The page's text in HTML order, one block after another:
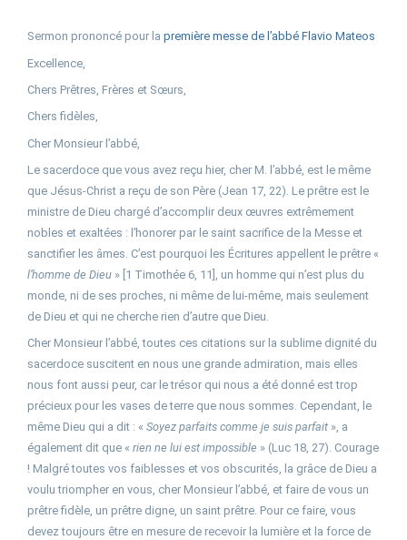
Sermon prononcé pour la première messe de l’abbé Flavio Mateos
Excellence,
Chers Prêtres, Frères et Sœurs,
Chers fidèles,
Cher Monsieur l’abbé,
Le sacerdoce que vous avez reçu hier, cher M. l’abbé, est le même
que Jésus-Christ a reçu de son Père (Jean 17, 22). Le prêtre est le
ministre de Dieu chargé d’accomplir deux œuvres extrêmement
nobles et exaltées : l’honorer par le saint sacrifice de la Messe et
sanctifier les âmes. C’est pourquoi les Écritures appellent le prêtre «
l’homme de Dieu » [1 Timothée 6, 11], un homme qui n’est plus du
monde, ni de ses proches, ni même de lui-même, mais seulement
de Dieu et qui ne cherche rien d’autre que Dieu.
Cher Monsieur l’abbé, toutes ces citations sur la sublime dignité du
sacerdoce suscitent en nous une grande admiration, mais elles
nous font aussi peur, car le trésor qui nous a été donné est trop
précieux pour les vases de terre que nous sommes. Cependant, le
même Dieu qui a dit : « Soyez parfaits comme je suis parfait », a
également dit que « rien ne lui est impossible » (Luc 18, 27). Courage
! Malgré toutes vos faiblesses et vos obscurités, la grâce de Dieu a
voulu triompher en vous, cher Monsieur l’abbé, et faire de vous un
prêtre fidèle, un prêtre digne, un saint prêtre. Pour ce faire, vous
devez toujours être en mesure de recevoir la lumière et la force de